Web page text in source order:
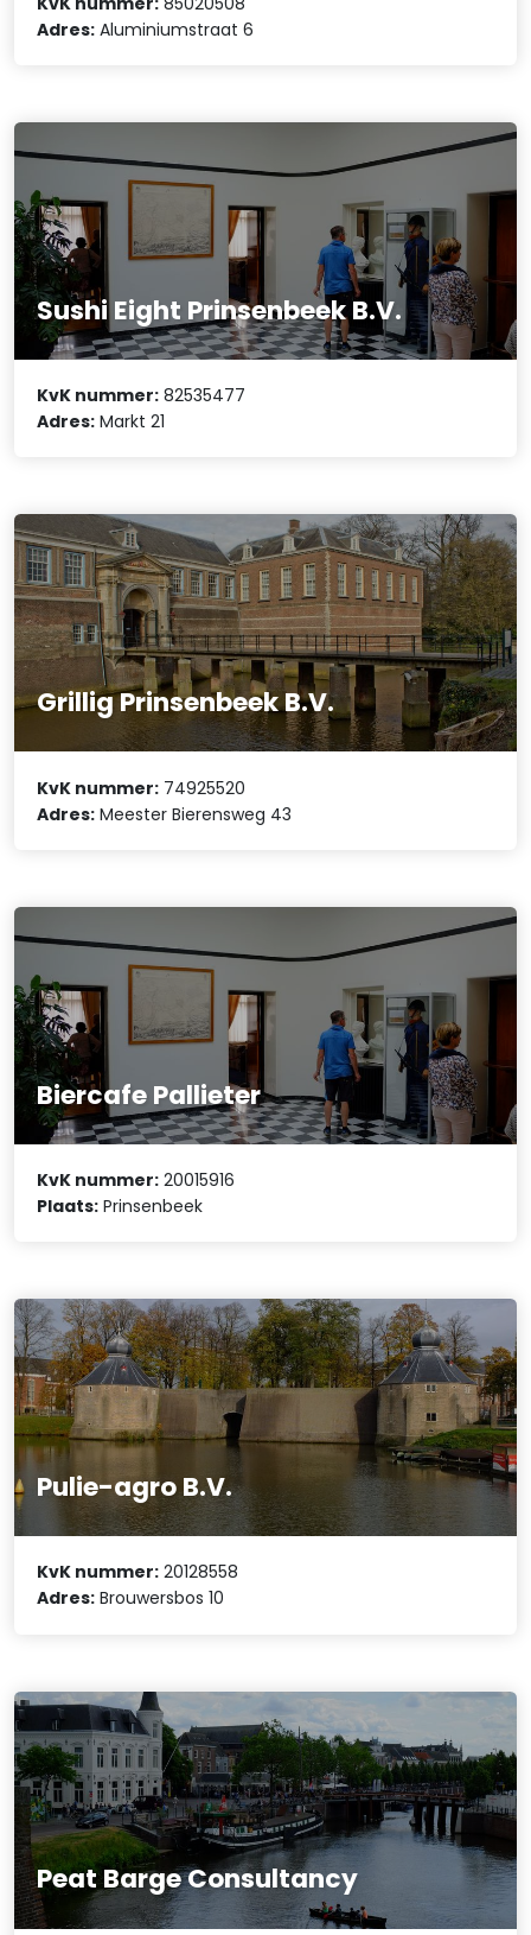
Adres: Aluminiumstraat 6
Sushi Eight Prinsenbeek B.V.
KvK nummer: 82535477
Adres: Markt 21
Grillig Prinsenbeek B.V.
KvK nummer: 74925520
Adres: Meester Bierensweg 43
Biercafe Pallieter
KvK nummer: 20015916
Plaats: Prinsenbeek
Pulie-agro B.V.
KvK nummer: 20128558
Adres: Brouwersbos 10
Peat Barge Consultancy